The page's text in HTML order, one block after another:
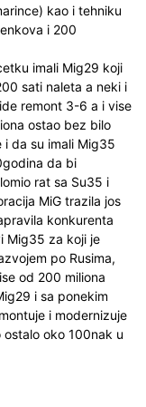
kao i tehniku
i 200
imali Mig29 koji
sati naleta a neki i
remont 3-6 a i vise
ostao bez bilo
i da su imali Mig35
da bi
rat sa Su35 i
MiG trazila jos
konkurenta
Mig35 za koji je
po Rusima,
od 200 miliona
i sa ponekim
i modernizuje
oko 100nak u